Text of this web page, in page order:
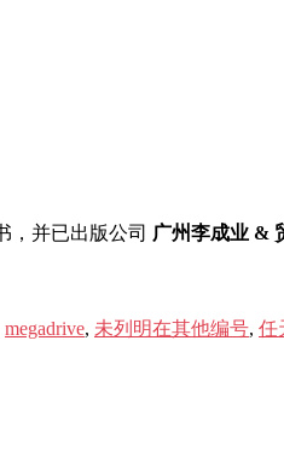
，并已出版公司 广州李成业 &
megadrive, 未列明在其他编号, 任